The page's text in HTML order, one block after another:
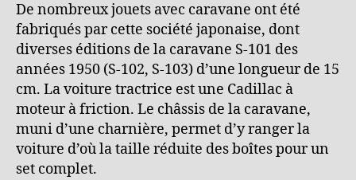
De nombreux jouets avec caravane ont été
fabriqués par cette société japonaise, dont
diverses éditions de la caravane S-101 des
années 1950 (S-102, S-103) d’une longueur de 15
cm. La voiture tractrice est une Cadillac à
moteur à friction. Le châssis de la caravane,
muni d’une charnière, permet d’y ranger la
voiture d’où la taille réduite des boîtes pour un
set complet.